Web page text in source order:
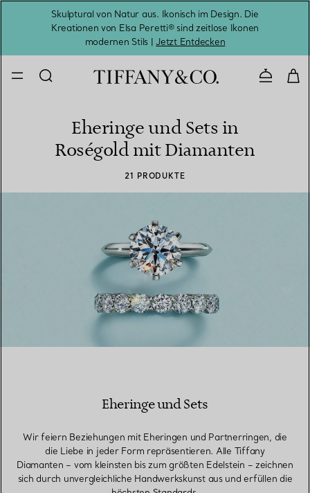
Skulptural von Natur aus. Ikonisch im Design. Die
Kreationen von Elsa Peretti® sind zeitlose Ikonen
modernen Stils |Jetzt Entdecken
Eheringe und Sets in
Roségold mit Diamanten
21 PRODUKTE
Eheringe und Sets
Wir feiern Beziehungen mit Eheringen und Partnerringen, die
die Liebe in jeder Form repräsentieren. Alle Tiffany
Diamanten – vom kleinsten bis zum größten Edelstein – zeichnen
sich durch unvergleichliche Handwerkskunst aus und erfüllen die